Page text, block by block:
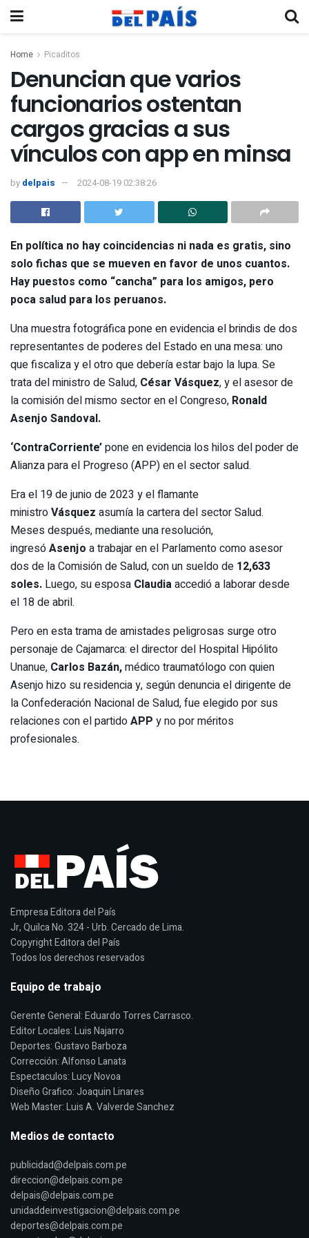
Home Picaditos
Denuncian que varios
funcionarios ostentan
cargos gracias a sus
vínculos con app en minsa
by delpais 2024-08-19 02:38:26
En política no hay coincidencias ni nada es gratis, sino
solo fichas que se mueven en favor de unos cuantos.
Hay puestos como “cancha” para los amigos, pero
poca salud para los peruanos.
Una muestra fotográfica pone en evidencia el brindis de dos
representantes de poderes del Estado en una mesa: uno
que fiscaliza y el otro que debería estar bajo la lupa. Se
trata del ministro de Salud, César Vásquez, y el asesor de
la comisión del mismo sector en el Congreso, Ronald
Asenjo Sandoval.
‘ContraCorriente’pone en evidencia los hilos del poder de
Alianza para el Progreso (APP) en el sector salud.
Era el 19 de junio de 2023 y el flamante
ministroVásquez asumía la cartera del sector Salud.
Meses después, mediante una resolución,
ingresóAsenjo a trabajar en el Parlamento como asesor
dos de la Comisión de Salud, con un sueldo de 12,633
soles. Luego, su esposa Claudiaaccedió a laborar desde
el 18 de abril.
Pero en esta trama de amistades peligrosas surge otro
personaje de Cajamarca: el director del Hospital Hipólito
Unanue, Carlos Bazán,médico traumatólogo con quien
Asenjo hizo su residencia y, según denuncia el dirigente de
la Confederación Nacional de Salud, fue elegido por sus
relaciones con el partidoAPP y no por méritos
profesionales.
Empresa Editora del País
Jr, Quilca No. 324 - Urb. Cercado de Lima.
Copyright Editora del País
Todos los derechos reservados
Equipo de trabajo
Gerente General: Eduardo Torres Carrasco.
Editor Locales: Luis Najarro
Deportes: Gustavo Barboza
Corrección: Alfonso Lanata
Espectaculos: Lucy Novoa
Diseño Grafico: Joaquin Linares
Web Master: Luis A. Valverde Sanchez
Medios de contacto
publicidad@delpais.com.pe
direccion@delpais.com.pe
delpais@delpais.com.pe
unidaddeinvestigacion@delpais.com.pe
deportes@delpais.com.pe